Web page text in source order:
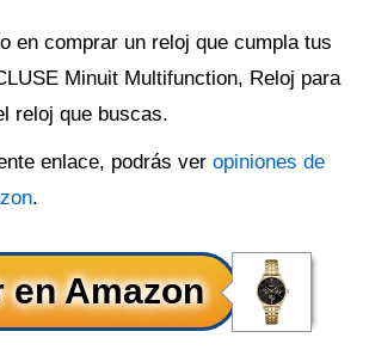
en comprar un reloj que cumpla tus
Minuit Multifunction, Reloj para
reloj que buscas.
enlace, podrás ver opiniones de
.